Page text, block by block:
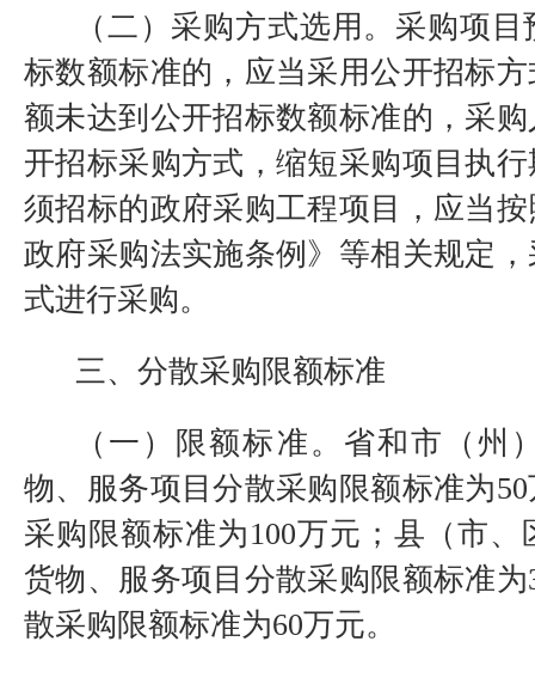
（二）采购方式选用。采购项
标数额标准的，应当采用公开招标
额未达到公开招标数额标准的，采
开招标采购方式，缩短采购项目执
须招标的政府采购工程项目，应当
政府采购法实施条例》等相关规定
式进行采购。
三、分散采购限额标准
（一）限额标准。省和市（州
物、服务项目分散采购限额标准为
采购限额标准为100万元；县（市
货物、服务项目分散采购限额标准
散采购限额标准为60万元。